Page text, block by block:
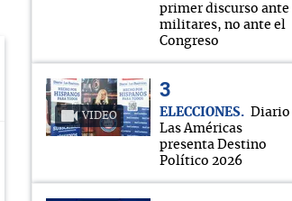
primer discurso ante
militares, no ante el
Congreso
VIDEO ELECCIONES
Diario
Las Américas
presenta Destino
Político 2026